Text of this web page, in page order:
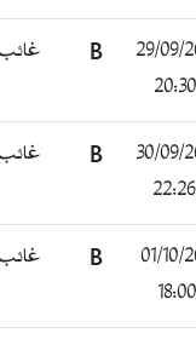
29/
غائب
30/
غائب
01/
غائب